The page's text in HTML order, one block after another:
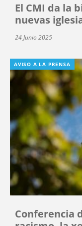
El CMI da la
nuevas
24 Junio 2025
AVISO A LA PRENSA
Conferencia